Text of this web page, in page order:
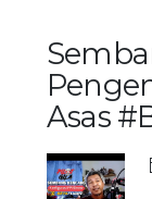
Asas